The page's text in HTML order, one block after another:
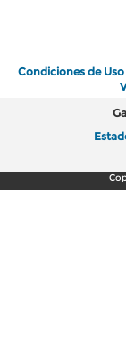
Condiciones de Uso